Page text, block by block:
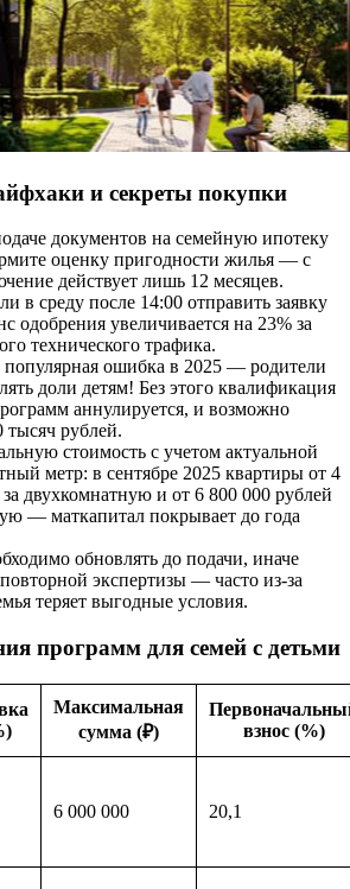
и секреты покупки
документов на семейную ипотеку
оценку пригодности жилья — с
действует лишь 12 месяцев.
среду после 14:00 отправить заявку
одобрения увеличивается на 23% за
технического трафика.
популярная ошибка в 2025 — родители
доли детям! Без этого квалификация
аннулируется, и возможно
тысяч рублей.
стоимость с учетом актуальной
метр: в сентябре 2025 квартиры от 4
двухкомнатную и от 6 800 000 рублей
— маткапитал покрывает до года
обновлять до подачи, иначе
экспертизы — часто из-за
теряет выгодные условия.
программ для семей с детьми
Максимальная
сумма (₽)
взнос (%)
6 000 000 20,1